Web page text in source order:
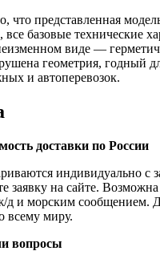
что представленная
базовые технические
виде —
геометрия, годный
и автоперевозок.
доставки по России
индивидуально с
заявку на сайте. Возможна
д и морским сообщением.
всему миру.
вопросы